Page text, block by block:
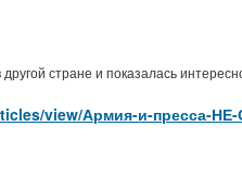
стране и показалась
view/Армия-и-пресса-